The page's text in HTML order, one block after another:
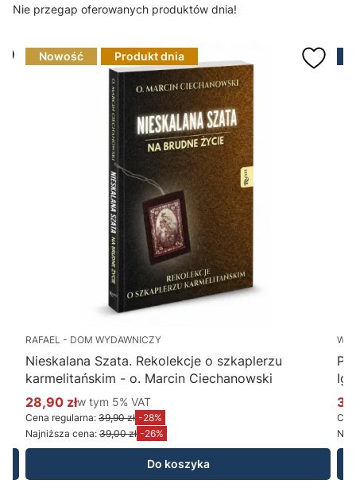
Nie przegap oferowanych produktów dnia!
Nowość Produkt dnia
RAFAEL - DOM WYDAWNICZY
Nieskalana Szata. Rekolekcje o szkaplerzu
karmelitańskim - o. Marcin Ciechanowski
Cena promocyjna brutto
28,90 złw tym %s VAT
w tym 5% VAT
Cena regularna: 39,90 zł -28%
Najniższa cena: 39,00 zł -26%
Do koszyka